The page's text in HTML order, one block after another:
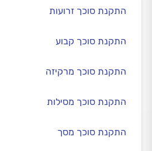
התקנת סוכך זרועות
התקנת סוכך קבוע
התקנת סוכך מרקיזה
התקנת סוכך מסילות
התקנת סוכך מסך